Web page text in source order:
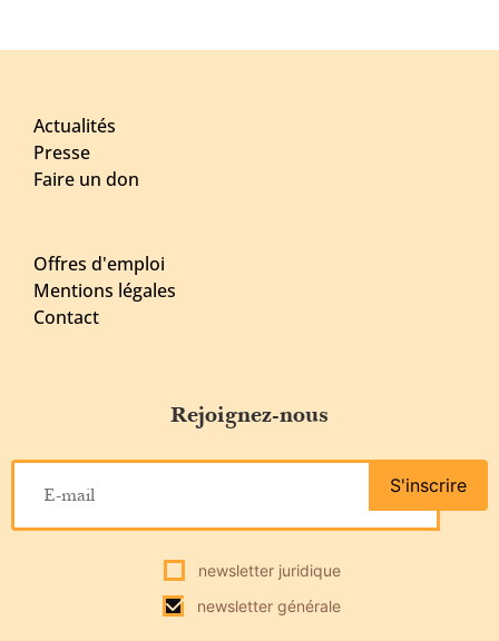
Actualités
Presse
Faire un don
Offres d'emploi
Mentions légales
Contact
Rejoignez-nous
newsletter juridique
newsletter générale
S'inscrire